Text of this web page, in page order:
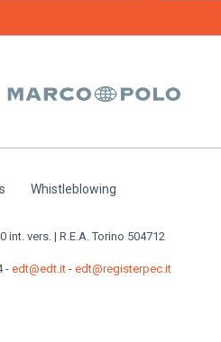
Whistleblowing
vers. | R.E.A. Torino 504712
- edt@edt.it- edt@registerpec.it